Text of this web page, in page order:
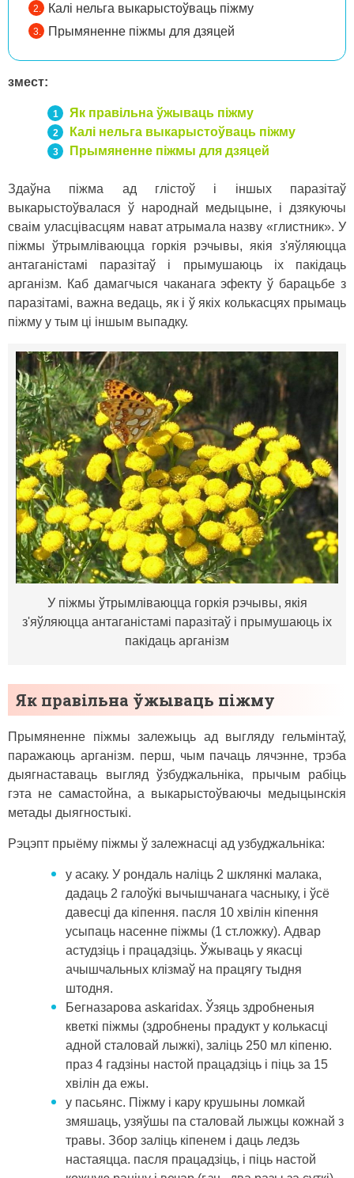
Калі нельга выкарыстоўваць піжму
Прымяненне піжмы для дзяцей
змест:
Як правільна ўжываць піжму
Калі нельга выкарыстоўваць піжму
Прымяненне піжмы для дзяцей
Здаўна піжма ад глістоў і іншых паразітаў
выкарыстоўвалася ў народнай медыцыне, і дзякуючы
сваім уласцівасцям нават атрымала назву «глистник». У
піжмы ўтрымліваюцца горкія рэчывы, якія з'яўляюцца
антаганістамі паразітаў і прымушаюць іх пакідаць
арганізм. Каб дамагчыся чаканага эфекту ў барацьбе з
паразітамі, важна ведаць, як і ў якіх колькасцях прымаць
піжму у тым ці іншым выпадку.
У піжмы ўтрымліваюцца горкія рэчывы, якія
з'яўляюцца антаганістамі паразітаў і прымушаюць іх
пакідаць арганізм
Як правільна ўжываць піжму
Прымяненне піжмы залежыць ад выгляду гельмінтаў,
паражаюць арганізм. перш, чым пачаць лячэнне, трэба
дыягнаставаць выгляд ўзбуджальніка, прычым рабіць
гэта не самастойна, а выкарыстоўваючы медыцынскія
метады дыягностыкі.
Рэцэпт прыёму піжмы ў залежнасці ад узбуджальніка:
у асаку. У рондаль наліць 2 шклянкі малака,
дадаць 2 галоўкі вычышчанага часныку, і ўсё
давесці да кіпення. пасля 10 хвілін кіпення
усыпаць насенне піжмы (1 ст.ложку). Адвар
астудзіць і працадзіць. Ўжываць у якасці
ачышчальных клізмаў на працягу тыдня
штодня.
Бегназарова askaridax. Ўзяць здробненыя
кветкі піжмы (здробнены прадукт у колькасці
адной сталовай лыжкі), заліць 250 мл кіпеню.
праз 4 гадзіны настой працадзіць і піць за 15
хвілін да ежы.
у пасьянс. Піжму і кару крушыны ломкай
змяшаць, узяўшы па сталовай лыжцы кожнай з
травы. Збор заліць кіпенем і даць ледзь
настаяцца. пасля працадзіць, і піць настой